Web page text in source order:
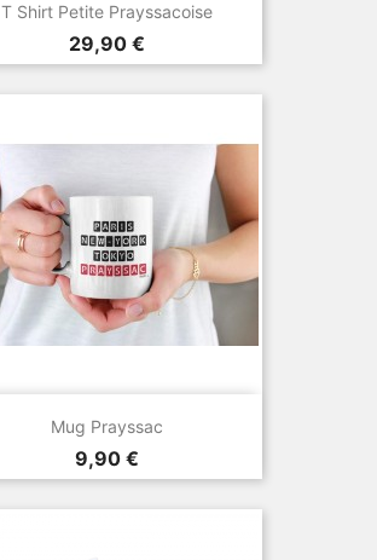
T Shirt Petite Prayssacoise
Prix
29,90 €
Mug Prayssac
Prix
9,90 €